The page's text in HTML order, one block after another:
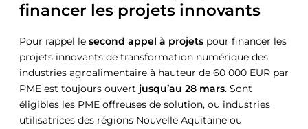
financer les projets innovants
Pour rappel le second appel à projets pour financer les
projets innovants de transformation numérique des
industries agroalimentaire à hauteur de 60 000 EUR par
PME est toujours ouvert jusqu’au 28 mars. Sont
éligibles les PME offreuses de solution, ou industries
utilisatrices des régions Nouvelle Aquitaine ou